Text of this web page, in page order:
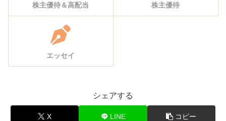
株主優待＆高配当 株主優待
エッセイ
シェアする
X LINE コピー